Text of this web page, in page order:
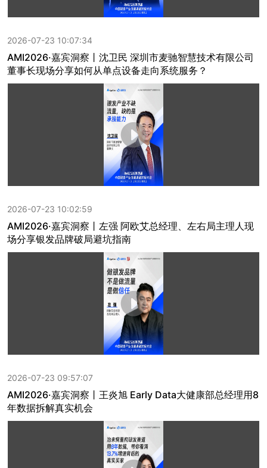
2026-07-23 10:07:34
AMI2026·嘉宾洞察丨沈卫民 深圳市麦驰智慧技术有限公司
董事长现场分享如何从单点设备走向系统服务？
2026-07-23 10:02:59
AMI2026·嘉宾洞察丨左强 阿欧艾总经理、左右局主理人现
场分享银发品牌破局避坑指南
2026-07-23 09:57:07
AMI2026·嘉宾洞察丨王炎旭 Early Data大健康部总经理用8
年数据拆解真实机会